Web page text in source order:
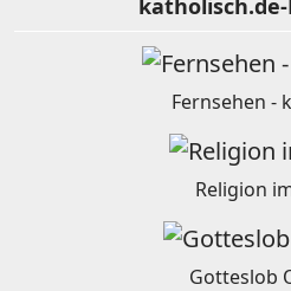
Fernsehen -
Religion
Gotteslob